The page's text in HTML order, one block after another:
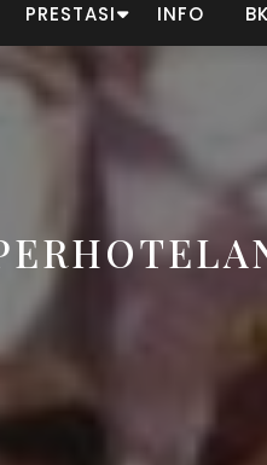
PRESTASI INFO